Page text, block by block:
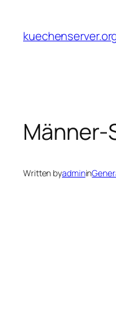
content
Männer-
Written byadminin